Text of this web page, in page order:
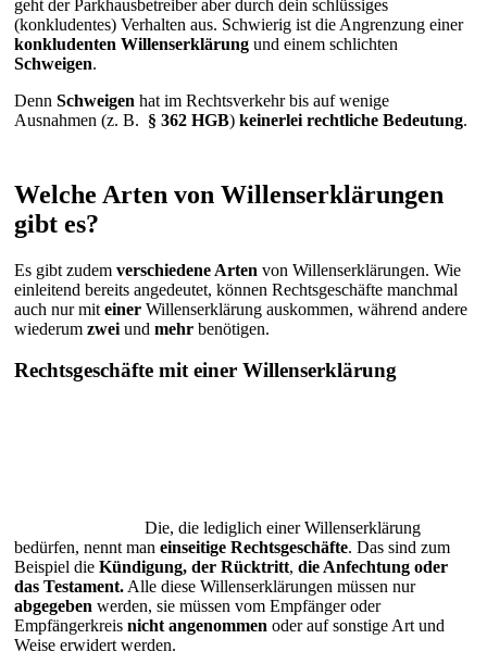
geht der Parkhausbetreiber aber durch dein schlüssiges
(konkludentes) Verhalten aus. Schwierig ist die Angrenzung einer
konkludenten Willenserklärung und einem schlichten
Schweigen.
Denn Schweigen hat im Rechtsverkehr bis auf wenige
Ausnahmen (z. B. § 362 HGB) keinerlei rechtliche Bedeutung.
Welche Arten von Willenserklärungen
gibt es?
Es gibt zudem verschiedene Arten von Willenserklärungen. Wie
einleitend bereits angedeutet, können Rechtsgeschäfte manchmal
auch nur mit einer Willenserklärung auskommen, während andere
wiederum zwei und mehr benötigen.
Rechtsgeschäfte mit einer Willenserklärung
Die, die lediglich einer Willenserklärung
bedürfen, nennt man einseitige Rechtsgeschäfte. Das sind zum
Beispiel die Kündigung, der Rücktritt, die Anfechtung oder
das Testament. Alle diese Willenserklärungen müssen nur
abgegeben werden, sie müssen vom Empfänger oder
Empfängerkreis nicht angenommen oder auf sonstige Art und
Weise erwidert werden.